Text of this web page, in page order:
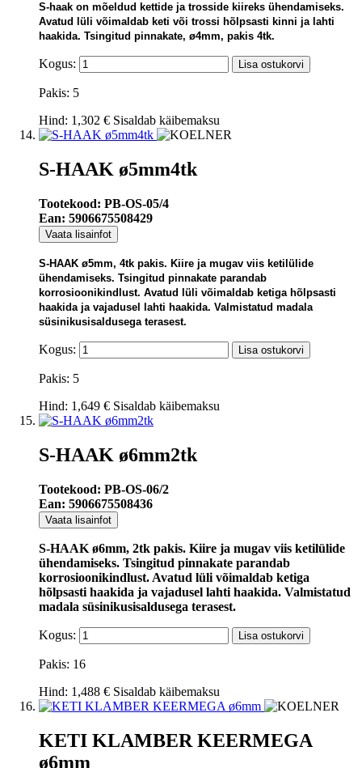
S-haak on mõeldud kettide ja trosside kiireks ühendamiseks.
Avatud lüli võimaldab keti või trossi hõlpsasti kinni ja lahti
haakida. Tsingitud pinnakate, ø4mm, pakis 4tk.
Kogus: Lisa ostukorvi
Pakis: 5
Hind: 1,302 € Sisaldab käibemaksu
S-HAAK ø5mm4tk
Tootekood: PB-OS-05/4
Ean: 5906675508429
Vaata lisainfot
S-HAAK ø5mm, 4tk pakis. Kiire ja mugav viis ketilülide
ühendamiseks. Tsingitud pinnakate parandab
korrosioonikindlust. Avatud lüli võimaldab ketiga hõlpsasti
haakida ja vajadusel lahti haakida. Valmistatud madala
süsinikusisaldusega terasest.
Kogus: Lisa ostukorvi
Pakis: 5
Hind: 1,649 € Sisaldab käibemaksu
S-HAAK ø6mm2tk
Tootekood: PB-OS-06/2
Ean: 5906675508436
Vaata lisainfot
S-HAAK ø6mm, 2tk pakis. Kiire ja mugav viis ketilülide
ühendamiseks. Tsingitud pinnakate parandab
korrosioonikindlust. Avatud lüli võimaldab ketiga
hõlpsasti haakida ja vajadusel lahti haakida. Valmistatud
madala süsinikusisaldusega terasest.
Kogus: Lisa ostukorvi
Pakis: 16
Hind: 1,488 € Sisaldab käibemaksu
KETI KLAMBER KEERMEGA
ø6mm